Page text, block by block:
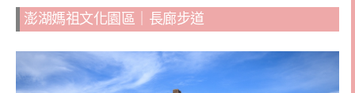
澎湖媽祖文化園區｜長廊步道